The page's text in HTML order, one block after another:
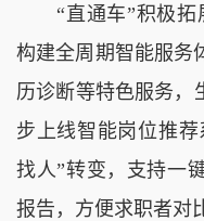
“直通车”积极拓展
构建全周期智能服务
历诊断等特色服务，
步上线智能岗位推
找人”转变，支持一
报告，方便求职者对